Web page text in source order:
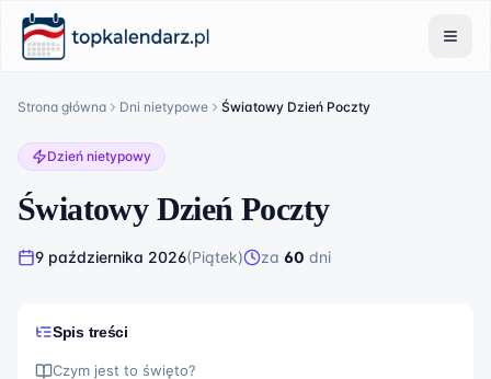
Strona główna Dni nietypowe Światowy Dzień Poczty
Dzień nietypowy
Światowy Dzień Poczty
9 października 2026(Piątek) za 60 dni
Spis treści
Czym jest to święto?